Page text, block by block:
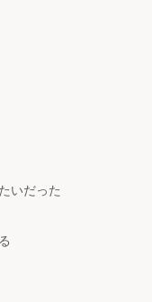
いだった